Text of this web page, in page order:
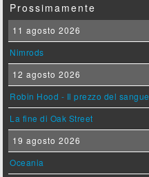
Prossimamente
11 agosto 2026
Nimrods
12 agosto 2026
Robin Hood - Il prezzo del sangue
La fine di Oak Street
19 agosto 2026
Oceania